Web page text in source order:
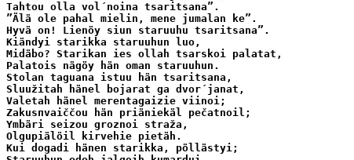
Tahtou olla vol´noina tsaritsana”.
”Älä ole pahal mielin, mene jumalan ke”.
Hyvä on! Lienöy siun staruuhu tsaritsana”.
Kiändyi starikka staruuhun luo,
Midäbo? Starikan ies ollah tsarskoi palatat,
Palatois nägöy hän oman staruuhun.
Stolan taguana istuu hän tsaritsana,
Sluužitah hänel bojarat ga dvor´janat,
Valetah hänel merentagaizie viinoi;
Zakusпvaiččou hän priäniekäl pečatnoil;
Ymbäri seizou groznoi straža,
Olgupiälöil kirvehie pietäh.
Kui dogadi hänen starikka, pöllästyi;